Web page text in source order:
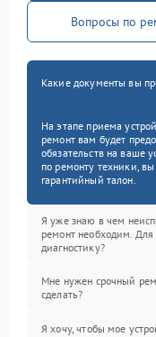
Вопросы по
Какие документы вы
На этапе приема
ремонт вам будет
обязательств на ваше
по ремонту техники,
гарантийный талон.
Я уже знаю в чем
ремонт необходим. Для
диагностику?
Мне нужен срочный
сделать?
Я хочу, чтобы мое